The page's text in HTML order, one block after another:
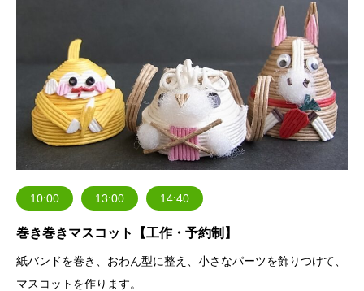
10:00 13:00 14:40
巻き巻きマスコット【工作・予約制】
紙バンドを巻き、おわん型に整え、小さなパーツを飾りつけて、
マスコットを作ります。